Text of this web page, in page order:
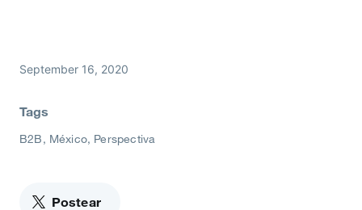
September 16, 2020
Tags
B2B México Perspectiva
Postear